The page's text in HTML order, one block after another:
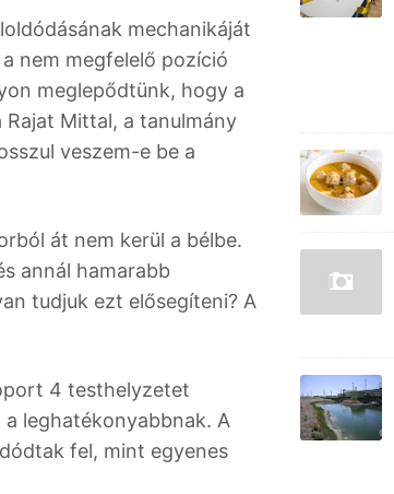
mechanikáját
nem megfelelő pozíció
meglepődtünk, hogy a
Mittal, a tanulmány
veszem-e be a
át nem kerül a bélbe.
annál hamarabb
tudjuk ezt elősegíteni? A
4 testhelyzetet
leghatékonyabbnak. A
fel, mint egyenes